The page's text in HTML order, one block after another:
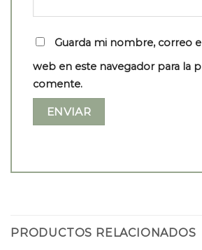
Guarda mi nombre, correo
web en este navegador para la
comente.
PRODUCTOS RELACIONADOS